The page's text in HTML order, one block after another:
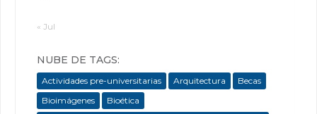
« Jul
NUBE DE TAGS:
Actividades pre-universitarias Arquitectura
Becas
Bioimágenes
Bioética